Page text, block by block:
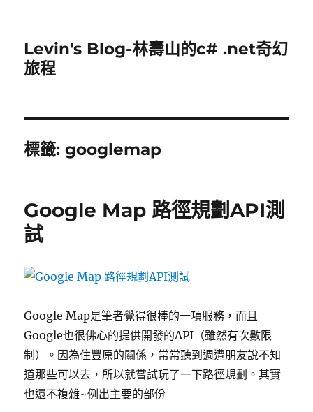
Levin's Blog-林壽山的c# .net奇幻
旅程
標籤:googlemap
Google Map 路徑規劃API測
試
Google Map是筆者覺得很棒的一項服務，而且
Google也很佛心的提供開發的API（雖然有次數限
制）。因為住豐原的關係，常常聽到週遭朋友說不知
道那些可以去，所以就嘗試玩了一下路徑規劃。其實
也還不複雜~例出主要的部份